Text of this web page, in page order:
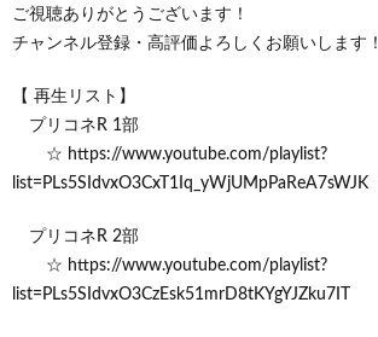
ご視聴ありがとうございます！
チャンネル登録・高評価よろしくお願いします！
【 再生リスト】
プリコネR 1部
☆ https://www.youtube.com/playlist?
list=PLs5SIdvxO3CxT1Iq_yWjUMpPaReA7sWJK
プリコネR 2部
☆ https://www.youtube.com/playlist?
list=PLs5SIdvxO3CzEsk51mrD8tKYgYJZku7IT